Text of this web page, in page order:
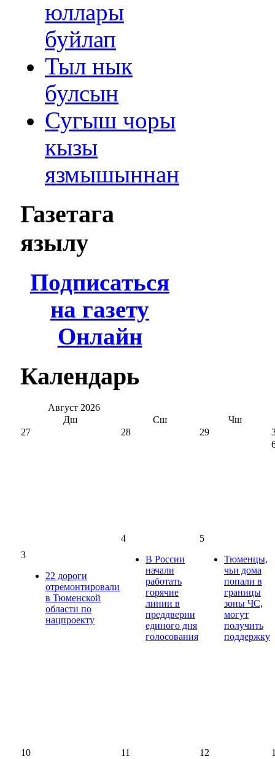
юллары
буйлап
Тыл нык
булсын
Сугыш чоры
кызы
язмышыннан
Газетага
язылу
Подписаться
на газету
Онлайн
Календарь
Август 2026
Дш
Сш
Чш
27
28 29
3
22 дороги
отремонтировали
в Тюменской
области по
нацпроекту
4
В России
начали
работать
горячие
линии в
преддверии
единого дня
голосования
5
Тюменцы,
чьи дома
попали в
границы
зоны ЧС,
могут
получить
поддержку
10 11 12